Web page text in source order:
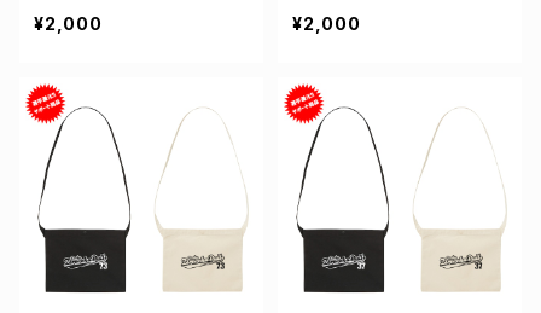
選手還元 2カラー 001461
¥2,000
手還元 2カラー 001461
¥2,000